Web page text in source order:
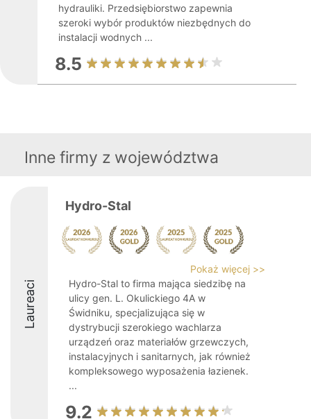
hydrauliki. Przedsiębiorstwo zapewnia
szeroki wybór produktów niezbędnych do
instalacji wodnych ...
8.5
Inne firmy z województwa
Laureaci
Hydro-Stal
Pokaż więcej >>
Hydro-Stal to firma mająca siedzibę na
ulicy gen. L. Okulickiego 4A w
Świdniku, specjalizująca się w
dystrybucji szerokiego wachlarza
urządzeń oraz materiałów grzewczych,
instalacyjnych i sanitarnych, jak również
kompleksowego wyposażenia łazienek.
...
9.2